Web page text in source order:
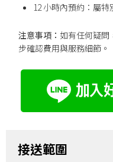
12 小時內預約：屬
注意事項： 如有任何疑問
步確認費用與服務細節。
接送範圍